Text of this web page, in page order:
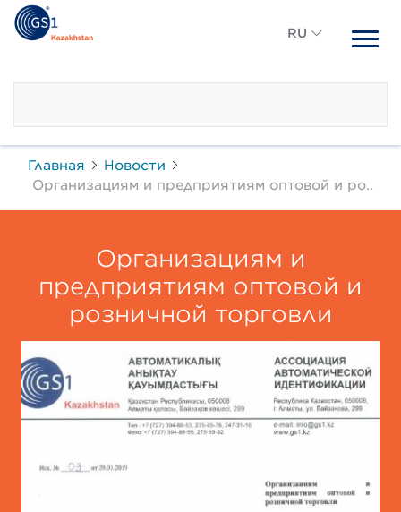
RU
Главная
Новости
Организациям и предприятиям оптовой и розничной торговли
Организациям и
предприятиям оптовой и
розничной торговли